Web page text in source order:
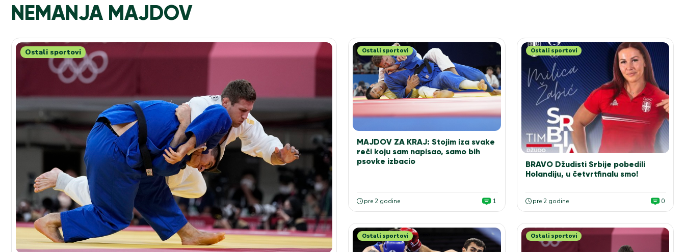
NEMANJA MAJDOV
Ostali sportovi Ostali sportovi
MAJDOV ZA KRAJ: Stojim iza svake
reči koju sam napisao, samo bih
psovke izbacio
pre 2 godine 1
Ostali sportovi
BRAVO Džudisti Srbije pobedili
Holandiju, u četvrtfinalu smo!
pre 2 godine 0
Ostali sportovi Ostali sportovi